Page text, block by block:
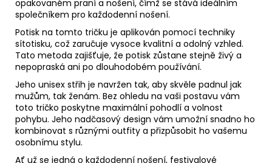
opakovaném praní a nošení, čímž se stává ideálním
společníkem pro každodenní nošení.
Potisk na tomto tričku je aplikován pomocí techniky
sítotisku, což zaručuje vysoce kvalitní a odolný vzhled.
Tato metoda zajišťuje, že potisk zůstane stejně živý a
nepopraská ani po dlouhodobém používání.
Jeho unisex střih je navržen tak, aby skvěle padnul jak
mužům, tak ženám. Bez ohledu na vaši postavu vám
toto tričko poskytne maximální pohodlí a volnost
pohybu. Jeho nadčasový design vám umožní snadno ho
kombinovat s různými outfity a přizpůsobit ho vašemu
osobnímu stylu.
Ať už se jedná o každodenní nošení, festivalové